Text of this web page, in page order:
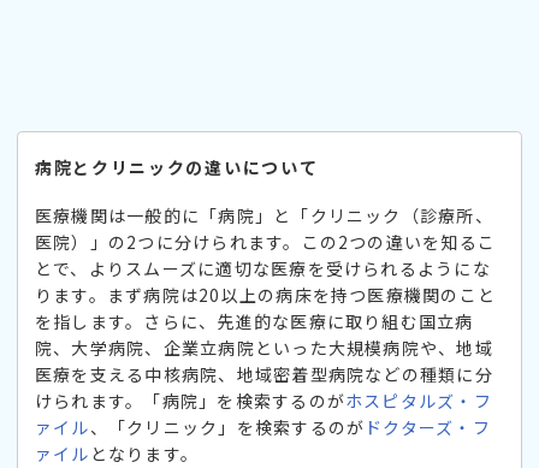
病院とクリニックの違いについて
医療機関は一般的に「病院」と「クリニック（診療所、
医院）」の2つに分けられます。この2つの違いを知るこ
とで、よりスムーズに適切な医療を受けられるようにな
ります。まず病院は20以上の病床を持つ医療機関のこと
を指します。さらに、先進的な医療に取り組む国立病
院、大学病院、企業立病院といった大規模病院や、地域
医療を支える中核病院、地域密着型病院などの種類に分
けられます。「病院」を検索するのがホスピタルズ・フ
ァイル、「クリニック」を検索するのが ドクターズ・フ
ァイル となります。